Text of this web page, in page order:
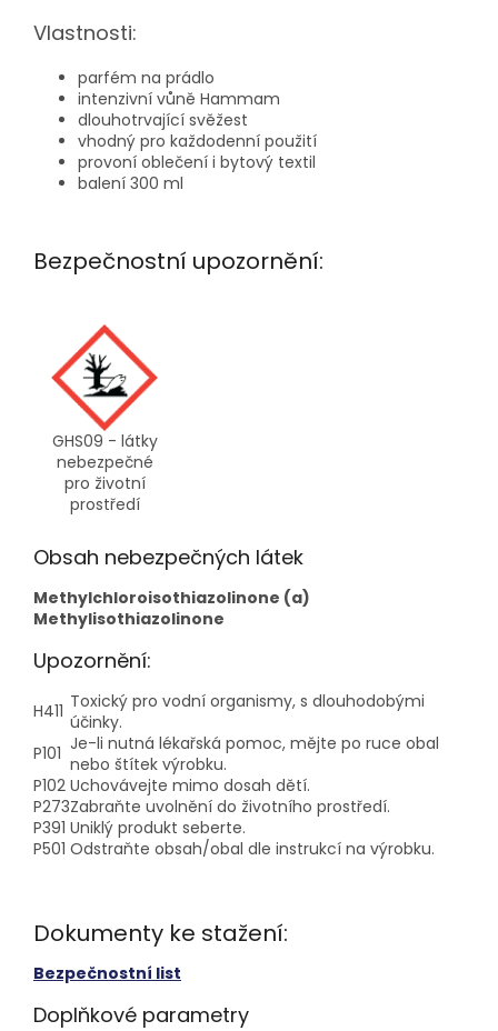
Vlastnosti:
parfém na prádlo
intenzivní vůně Hammam
dlouhotrvající svěžest
vhodný pro každodenní použití
provoní oblečení i bytový textil
balení 300 ml
Bezpečnostní upozornění:
GHS09 - látky
nebezpečné
pro životní
prostředí
Obsah nebezpečných látek
Methylchloroisothiazolinone (a)
Methylisothiazolinone
Upozornění:
H411 Toxický pro vodní organismy, s dlouhodobými
účinky.
P101 Je-li nutná lékařská pomoc, mějte po ruce obal
nebo štítek výrobku.
P102 Uchovávejte mimo dosah dětí.
P273Zabraňte uvolnění do životního prostředí.
P391 Uniklý produkt seberte.
P501 Odstraňte obsah/obal dle instrukcí na výrobku.
Dokumenty ke stažení:
Bezpečnostní list
Doplňkové parametry